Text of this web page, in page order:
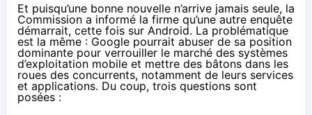
Et puisqu’une bonne nouvelle n’arrive jamais seule, la
Commission a informé la firme qu’une autre enquête
démarrait, cette fois sur Android. La problématique
est la même : Google pourrait abuser de sa position
dominante pour verrouiller le marché des systèmes
d’exploitation mobile et mettre des bâtons dans les
roues des concurrents, notamment de leurs services
et applications. Du coup, trois questions sont
posées :